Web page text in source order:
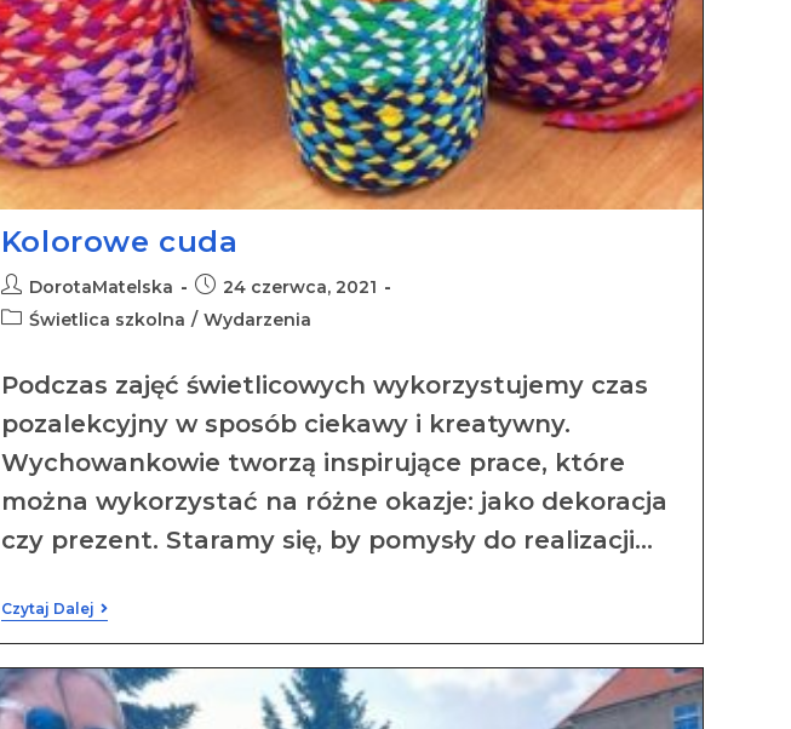
Kolorowe cuda
DorotaMatelska
24 czerwca, 2021
Świetlica szkolna / Wydarzenia
Podczas zajęć świetlicowych wykorzystujemy czas
pozalekcyjny w sposób ciekawy i kreatywny.
Wychowankowie tworzą inspirujące prace, które
można wykorzystać na różne okazje: jako dekoracja
czy prezent. Staramy się, by pomysły do realizacji…
Czytaj Dalej